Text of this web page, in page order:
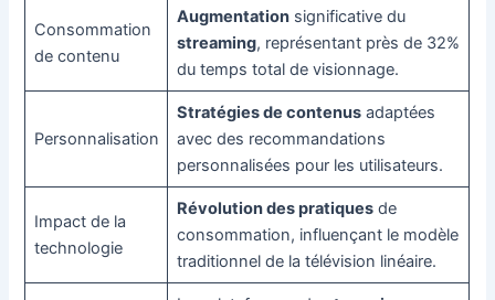
Consommation
de contenu
Augmentationsignificative du
streaming, représentant près de 32%
du temps total de visionnage.
Personnalisation
Stratégies de contenusadaptées
avec des recommandations
personnalisées pour les utilisateurs.
Impact de la
technologie
Révolution des pratiquesde
consommation, influençant le modèle
traditionnel de la télévision linéaire.